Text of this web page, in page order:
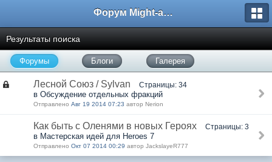
Форум Might-and-Magic.ru
Результаты поиска
Форумы Блоги Галерея
Лесной Союз / Sylvan Страницы: 34
в Обсуждение отдельных фракций
Отправлено Авг 19 2014 07:23 автор Nerion
Как быть с Оленями в новых Героях Страницы: 3
в Мастерская идей для Heroes 7
Отправлено Окт 07 2014 00:29 автор JackslayeR777